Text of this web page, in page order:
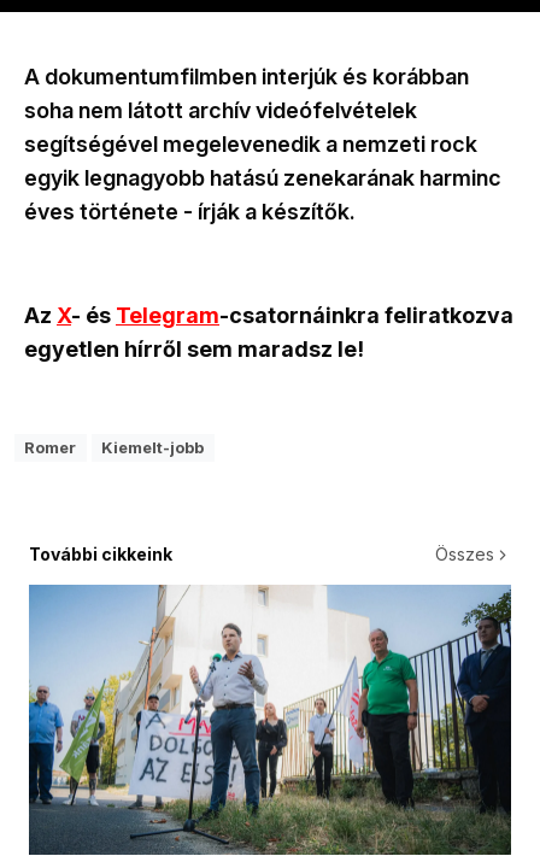
A dokumentumfilmben interjúk és korábban
soha nem látott archív videófelvételek
segítségével megelevenedik a nemzeti rock
egyik legnagyobb hatású zenekarának harminc
éves története - írják a készítők.
Az X- és Telegram-csatornáinkra feliratkozva
egyetlen hírről sem maradsz le!
Romer Kiemelt-jobb
További cikkeink Összes